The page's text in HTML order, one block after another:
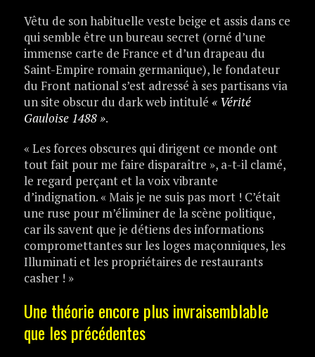
Vêtu de son habituelle veste beige et assis dans ce
qui semble être un bureau secret (orné d’une
immense carte de France et d’un drapeau du
Saint-Empire romain germanique), le fondateur
du Front national s’est adressé à ses partisans via
un site obscur du dark web intitulé « Vérité
Gauloise 1488 ».
« Les forces obscures qui dirigent ce monde ont
tout fait pour me faire disparaître », a-t-il clamé,
le regard perçant et la voix vibrante
d’indignation. « Mais je ne suis pas mort ! C’était
une ruse pour m’éliminer de la scène politique,
car ils savent que je détiens des informations
compromettantes sur les loges maçonniques, les
Illuminati et les propriétaires de restaurants
casher ! »
Une théorie encore plus invraisemblable
que les précédentes